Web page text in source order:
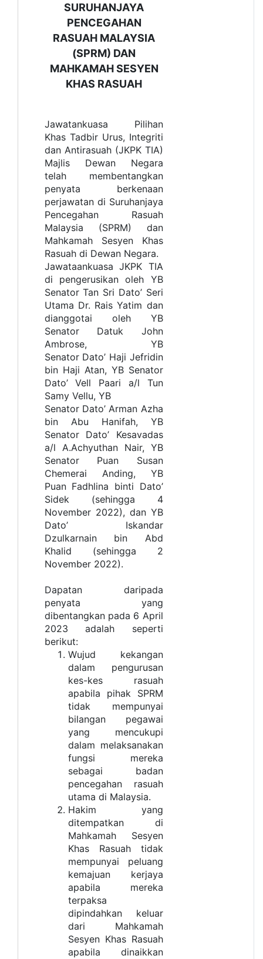
SURUHANJAYA
PENCEGAHAN
RASUAH MALAYSIA
(SPRM) DAN
MAHKAMAH SESYEN
KHAS RASUAH
Jawatankuasa Pilihan
Khas Tadbir Urus, Integriti
dan Antirasuah (JKPK TIA)
Majlis Dewan Negara
telah membentangkan
penyata berkenaan
perjawatan di Suruhanjaya
Pencegahan Rasuah
Malaysia (SPRM) dan
Mahkamah Sesyen Khas
Rasuah di Dewan Negara.
Jawataankuasa JKPK TIA
di pengerusikan oleh YB
Senator Tan Sri Dato’ Seri
Utama Dr. Rais Yatim dan
dianggotai oleh YB
Senator Datuk John
Ambrose, YB
Senator Dato’ Haji Jefridin
bin Haji Atan, YB Senator
Dato’ Vell Paari a/l Tun
Samy Vellu, YB
Senator Dato’ Arman Azha
bin Abu Hanifah, YB
Senator Dato’ Kesavadas
a/l A.Achyuthan Nair, YB
Senator Puan Susan
Chemerai Anding, YB
Puan Fadhlina binti Dato’
Sidek (sehingga 4
November 2022), dan YB
Dato’ Iskandar
Dzulkarnain bin Abd
Khalid (sehingga 2
November 2022).
Dapatan daripada
penyata yang
dibentangkan pada 6 April
2023 adalah seperti
berikut:
Wujud kekangan
dalam pengurusan
kes-kes rasuah
apabila pihak SPRM
tidak mempunyai
bilangan pegawai
yang mencukupi
dalam melaksanakan
fungsi mereka
sebagai badan
pencegahan rasuah
utama di Malaysia.
Hakim yang
ditempatkan di
Mahkamah Sesyen
Khas Rasuah tidak
mempunyai peluang
kemajuan kerjaya
apabila mereka
terpaksa
dipindahkan keluar
dari Mahkamah
Sesyen Khas Rasuah
apabila dinaikkan